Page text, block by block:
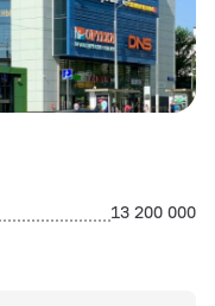
13 200 000